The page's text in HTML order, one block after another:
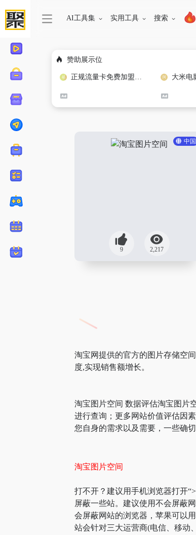
AI工具集 实用工具 搜索
赞助展示位
正规流量卡免费加盟合作 大米电
中国
9 2,217
淘宝网提供的官方的图片存储空
度,实现销售额增长。
淘宝图片空间 数据评估淘宝图片
进行查询；更多网站价值评估因
您自身的需求以及需要，一些确
淘宝图片空间
打不开？建议用手机浏览器打开
屏蔽一些站。建议使用不会屏蔽
会屏蔽网站的浏览器，苹果可以
站会针对三大运营商(电信、移动